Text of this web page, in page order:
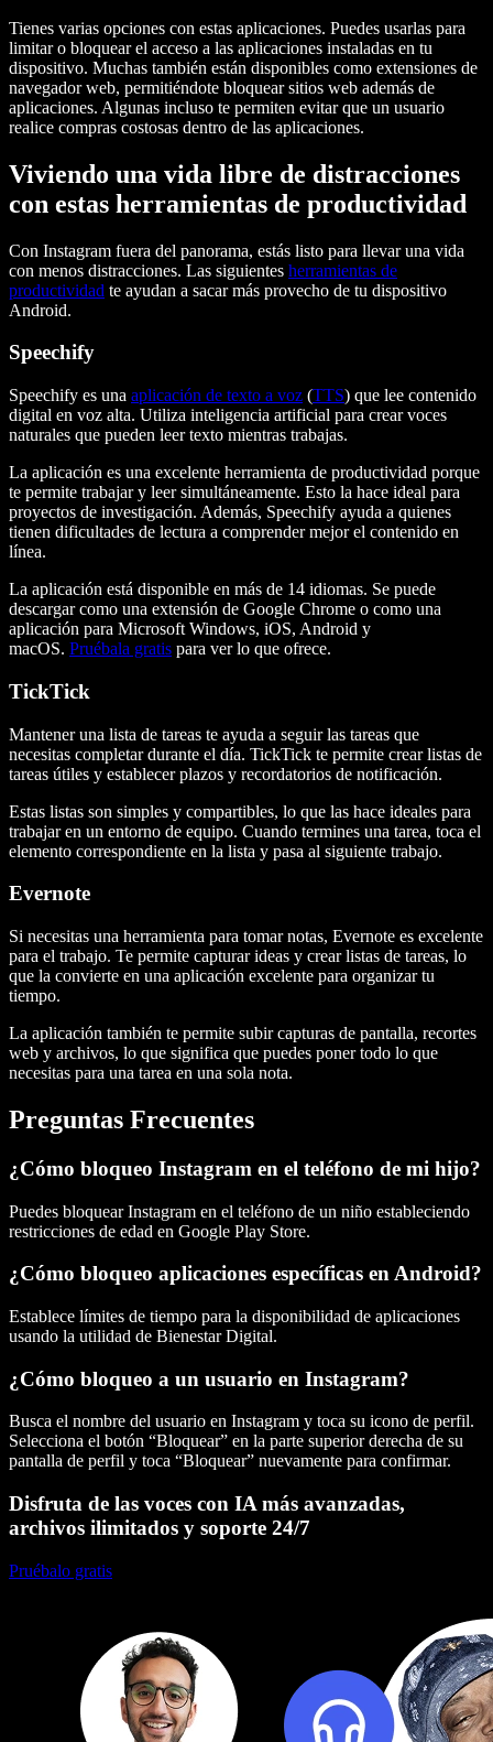
Tienes varias opciones con estas aplicaciones. Puedes usarlas para
limitar o bloquear el acceso a las aplicaciones instaladas en tu
dispositivo. Muchas también están disponibles como extensiones de
navegador web, permitiéndote bloquear sitios web además de
aplicaciones. Algunas incluso te permiten evitar que un usuario
realice compras costosas dentro de las aplicaciones.
Viviendo una vida libre de distracciones
con estas herramientas de productividad
Con Instagram fuera del panorama, estás listo para llevar una vida
con menos distracciones. Las siguientes herramientas de
productividad te ayudan a sacar más provecho de tu dispositivo
Android.
Speechify
Speechify es una aplicación de texto a voz (TTS) que lee contenido
digital en voz alta. Utiliza inteligencia artificial para crear voces
naturales que pueden leer texto mientras trabajas.
La aplicación es una excelente herramienta de productividad porque
te permite trabajar y leer simultáneamente. Esto la hace ideal para
proyectos de investigación. Además, Speechify ayuda a quienes
tienen dificultades de lectura a comprender mejor el contenido en
línea.
La aplicación está disponible en más de 14 idiomas. Se puede
descargar como una extensión de Google Chrome o como una
aplicación para Microsoft Windows, iOS, Android y
macOS. Pruébala gratis para ver lo que ofrece.
TickTick
Mantener una lista de tareas te ayuda a seguir las tareas que
necesitas completar durante el día. TickTick te permite crear listas de
tareas útiles y establecer plazos y recordatorios de notificación.
Estas listas son simples y compartibles, lo que las hace ideales para
trabajar en un entorno de equipo. Cuando termines una tarea, toca el
elemento correspondiente en la lista y pasa al siguiente trabajo.
Evernote
Si necesitas una herramienta para tomar notas, Evernote es excelente
para el trabajo. Te permite capturar ideas y crear listas de tareas, lo
que la convierte en una aplicación excelente para organizar tu
tiempo.
La aplicación también te permite subir capturas de pantalla, recortes
web y archivos, lo que significa que puedes poner todo lo que
necesitas para una tarea en una sola nota.
Preguntas Frecuentes
¿Cómo bloqueo Instagram en el teléfono de mi hijo?
Puedes bloquear Instagram en el teléfono de un niño estableciendo
restricciones de edad en Google Play Store.
¿Cómo bloqueo aplicaciones específicas en Android?
Establece límites de tiempo para la disponibilidad de aplicaciones
usando la utilidad de Bienestar Digital.
¿Cómo bloqueo a un usuario en Instagram?
Busca el nombre del usuario en Instagram y toca su icono de perfil.
Selecciona el botón “Bloquear” en la parte superior derecha de su
pantalla de perfil y toca “Bloquear” nuevamente para confirmar.
Disfruta de las voces con IA más avanzadas,
archivos ilimitados y soporte 24/7
Pruébalo gratis